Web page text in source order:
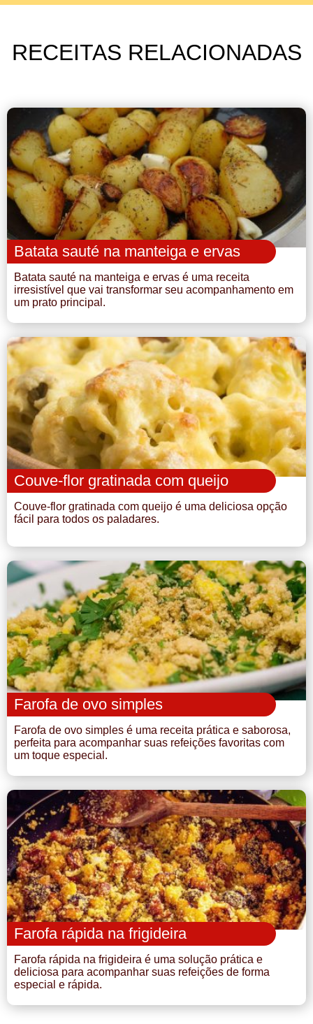
RECEITAS RELACIONADAS
Batata sauté na manteiga e ervas
Batata sauté na manteiga e ervas é uma receita
irresistível que vai transformar seu acompanhamento em
um prato principal.
Couve-flor gratinada com queijo
Couve-flor gratinada com queijo é uma deliciosa opção
fácil para todos os paladares.
Farofa de ovo simples
Farofa de ovo simples é uma receita prática e saborosa,
perfeita para acompanhar suas refeições favoritas com
um toque especial.
Farofa rápida na frigideira
Farofa rápida na frigideira é uma solução prática e
deliciosa para acompanhar suas refeições de forma
especial e rápida.